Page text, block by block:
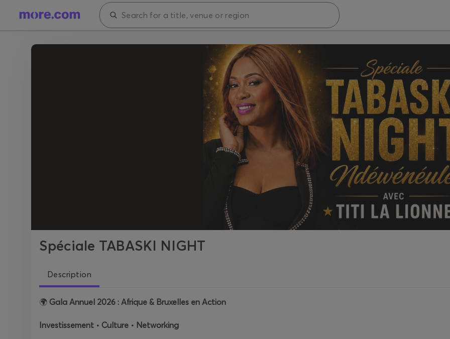
Spéciale TABASKI NIGHT
Description
🌍 Gala Annuel 2026 : Afrique & Bruxelles en Action
Investissement • Culture • Networking